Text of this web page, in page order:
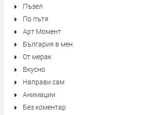
Пъзел
По пътя
Арт Момент
България в мен
От мерак
Вкусно
Направи сам
Анимации
Без коментар